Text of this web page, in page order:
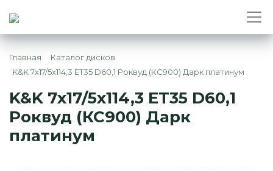
Главная
Каталог дисков
K&K 7x17/5x114,3 ET35 D60,1 Роквуд (КС900) Дарк платинум
K&K 7x17/5x114,3 ET35 D60,1
Роквуд (КС900) Дарк
платинум